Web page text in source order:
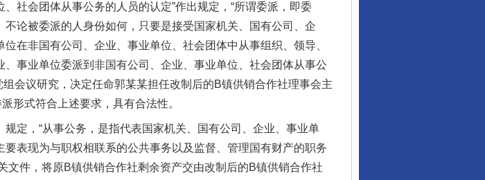
社会团体从事公务的人员的认定”作出规定，“所谓委派，即委
论被委派的人身份如何，只要是接受国家机关、国有公司、企
在非国有公司、企业、事业单位、社会团体中从事组织、领导、
事业单位委派到非国有公司、企业、事业单位、社会团体从事公
会议研究，决定任命郭某某担任改制后的B镇供销合作社理事会主
形式符合上述要求，具有合法性。
，“从事公务，是指代表国家机关、国有公司、企业、事业单
表现为与职权相联系的公共事务以及监督、管理国有财产的职务
文件，将原B镇供销合作社剩余资产交由改制后的B镇供销合作社